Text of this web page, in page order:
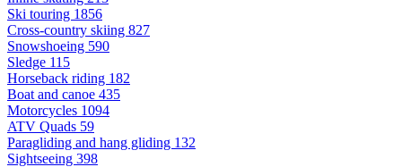
Ski touring 1856
Cross-country skiing 827
Snowshoeing 590
Sledge 115
Horseback riding 182
Boat and canoe 435
Motorcycles 1094
ATV Quads 59
Paragliding and hang gliding 132
Sightseeing 398